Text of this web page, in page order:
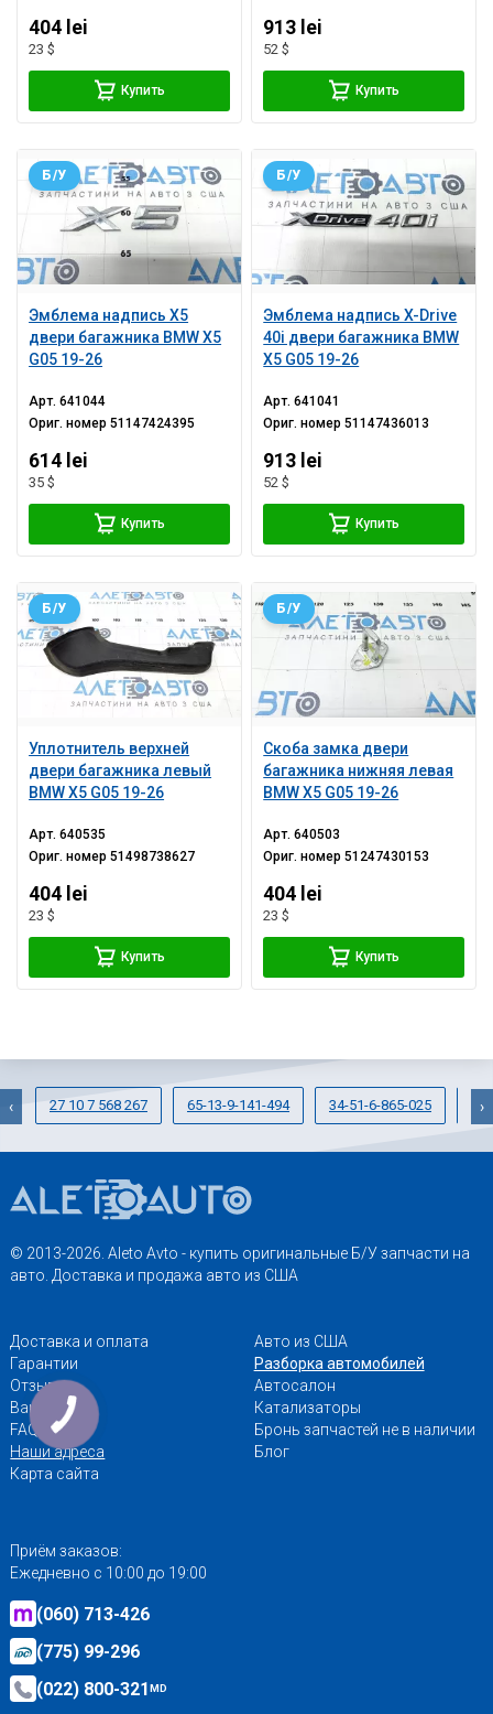
404 lei
23 $
Купить
913 lei
52 $
Купить
Эмблема надпись X5
двери багажника BMW X5
G05 19-26
Б/У
Арт.641044
Ориг. номер51147424395
614 lei
35 $
Купить
Эмблема надпись X-Drive
40i двери багажника BMW
X5 G05 19-26
Б/У
Арт.641041
Ориг. номер51147436013
913 lei
52 $
Купить
Уплотнитель верхней
двери багажника левый
BMW X5 G05 19-26
Б/У
Арт.640535
Ориг. номер51498738627
404 lei
23 $
Купить
Скоба замка двери
багажника нижняя левая
BMW X5 G05 19-26
Б/У
Арт.640503
Ориг. номер51247430153
404 lei
23 $
Купить
27 10 7 568 267 65-13-9-141-494 34-51-6-865-025
‹ ›
© 2013-2026. Aleto Avto - купить оригинальные Б/У запчасти на
авто. Доставка и продажа авто из США
Доставка и оплата
Гарантии
Отзывы
Вакансии
FAQ
Наши адреса
Карта сайта
Авто из США
Разборка автомобилей
Автосалон
Катализаторы
Бронь запчастей не в наличии
Блог
Приём заказов:
Ежедневно с 10:00 до 19:00
(060) 713-426
(775) 99-296
(022) 800-321MD